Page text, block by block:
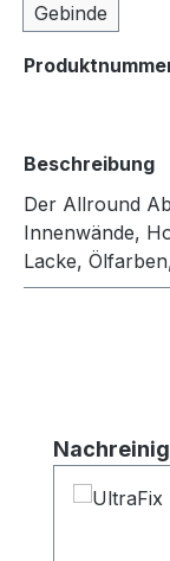
Gebinde
Beschreibung
Der Allround
Innenwände,
Lacke,